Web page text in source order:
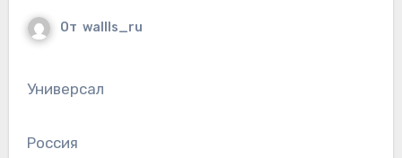
От wallls_ru
Универсал
Россия